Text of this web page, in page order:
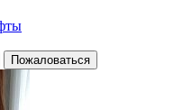
Пожаловаться